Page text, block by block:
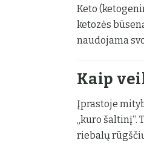
Keto
ketozės
naudojama
Kaip
Įprastoje
„kuro šaltinį“.
riebalų